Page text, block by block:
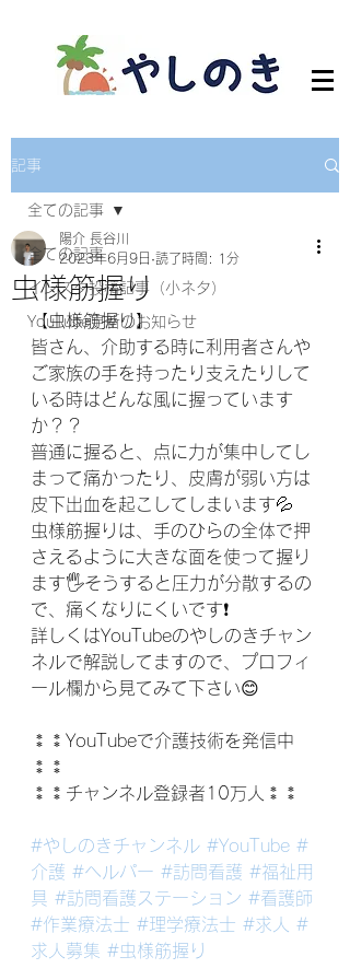
記事
全ての記事
インスタ投稿記事（小ネタ）
YouTube更新のお知らせ
全ての記事
虫様筋握り
陽介 長谷川
2023年6月9日 読了時間: 1分
【虫様筋握り】
皆さん、介助する時に利用者さんや
ご家族の手を持ったり支えたりして
いる時はどんな風に握っています
か？？
普通に握ると、点に力が集中してし
まって痛かったり、皮膚が弱い方は
皮下出血を起こしてしまいます💦
虫様筋握りは、手のひらの全体で押
さえるように大きな面を使って握り
ます🖐️そうすると圧力が分散するの
で、痛くなりにくいです❗️
詳しくはYouTubeのやしのきチャン
ネルで解説してますので、プロフィ
ール欄から見てみて下さい😊
⁑⁑YouTubeで介護技術を発信中
⁑⁑
⁑⁑チャンネル登録者10万人⁑⁑
#やしのきチャンネル #YouTube #
介護 #ヘルパー #訪問看護 #福祉用
具 #訪問看護ステーション #看護師
#作業療法士 #理学療法士 #求人
#
求人募集 #虫様筋握り